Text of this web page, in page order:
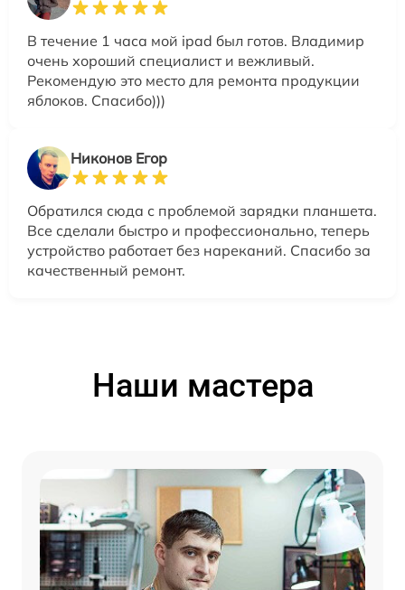
В течение 1 часа мой ipad был готов. Владимир
очень хороший специалист и вежливый.
Рекомендую это место для ремонта продукции
яблоков. Спасибо)))
Никонов Егор
Обратился сюда с проблемой зарядки планшета.
Все сделали быстро и профессионально, теперь
устройство работает без нареканий. Спасибо за
качественный ремонт.
Наши мастера